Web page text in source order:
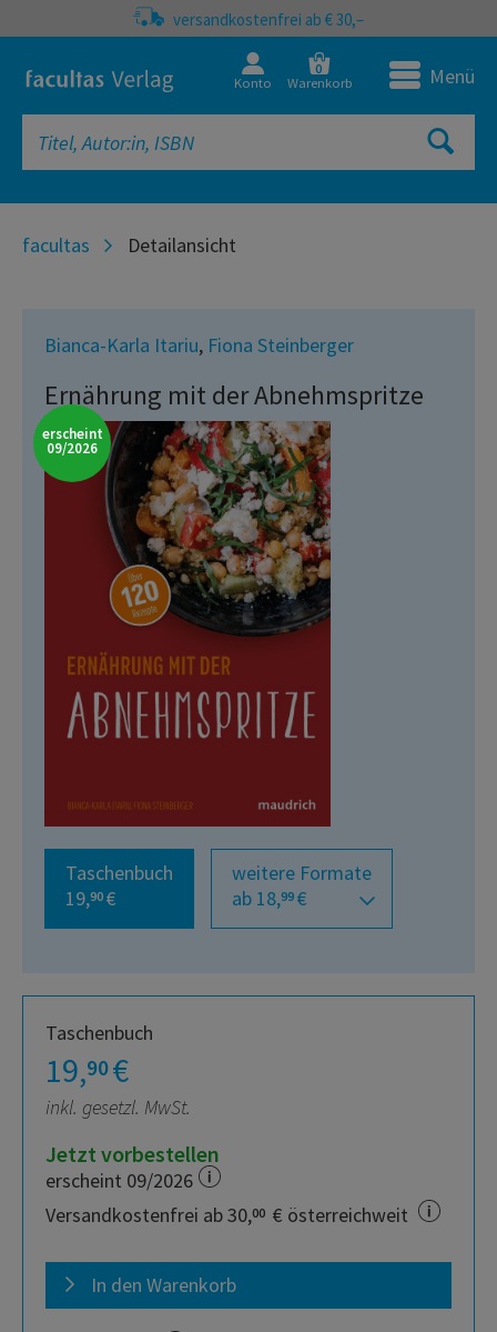
versandkostenfrei ab € 30,–
Konto
0
Warenkorb Menü
facultas Detailansicht
Bianca-Karla Itariu, Fiona Steinberger
Ernährung mit der Abnehmspritze
erscheint
09/2026
Taschenbuch
19,90 €
weitere Formate
ab 18,99 €
Taschenbuch
19,90€
inkl. gesetzl. MwSt.
Jetzt vorbestellen
erscheint 09/2026
Versandkostenfrei ab 30,00 € österreichweit
In den Warenkorb